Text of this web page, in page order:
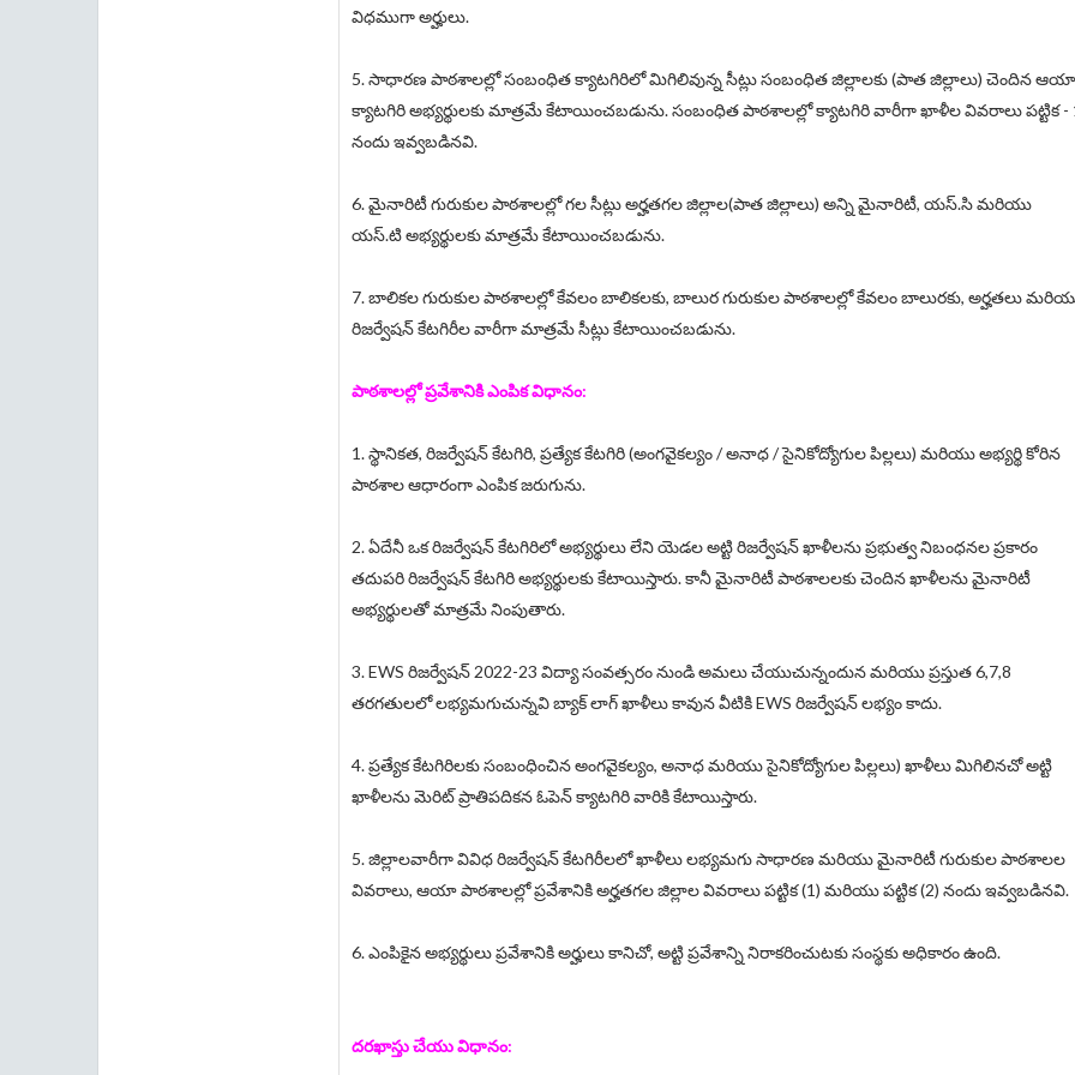
విధముగా అర్హులు.
5. సాధారణ పాఠశాలల్లో సంబంధిత క్యాటగిరిలో మిగిలివున్న సీట్లు సంబంధిత జిల్లాలకు (పాత జిల్లాలు) చెందిన ఆయా
క్యాటగిరి అభ్యర్థులకు మాత్రమే కేటాయించబడును. సంబంధిత పాఠశాలల్లో క్యాటగిరి వారీగా ఖాళీల వివరాలు పట్టిక -
నందు ఇవ్వబడినవి.
6. మైనారిటీ గురుకుల పాఠశాలల్లో గల సీట్లు అర్హతగల జిల్లాల(పాత జిల్లాలు) అన్ని మైనారిటీ, యస్.సి మరియు
యస్.టి అభ్యర్థులకు మాత్రమే కేటాయించబడును.
7. బాలికల గురుకుల పాఠశాలల్లో కేవలం బాలికలకు, బాలుర గురుకుల పాఠశాలల్లో కేవలం బాలురకు, అర్హతలు
రిజర్వేషన్ కేటగిరీల వారీగా మాత్రమే సీట్లు కేటాయించబడును.
పాఠశాలల్లో ప్రవేశానికి ఎంపిక విధానం:
1. స్థానికత, రిజర్వేషన్ కేటగిరి, ప్రత్యేక కేటగిరి (అంగవైకల్యం / అనాధ / సైనికోద్యోగుల పిల్లలు) మరియు అభ్యర్థి కోరిన
పాఠశాల ఆధారంగా ఎంపిక జరుగును.
2. ఏదేనీ ఒక రిజర్వేషన్ కేటగిరిలో అభ్యర్థులు లేని యెడల అట్టి రిజర్వేషన్ ఖాళీలను ప్రభుత్వ నిబంధనల ప్రకారం
తదుపరి రిజర్వేషన్ కేటగిరి అభ్యర్థులకు కేటాయిస్తారు. కానీ మైనారిటీ పాఠశాలలకు చెందిన ఖాళీలను మైనారిటీ
అభ్యర్థులతో మాత్రమే నింపుతారు.
3. EWS రిజర్వేషన్ 2022-23 విద్యా సంవత్సరం నుండి అమలు చేయుచున్నందున మరియు ప్రస్తుత 6,7,8
తరగతులలో లభ్యమగుచున్నవి బ్యాక్ లాగ్ ఖాళీలు కావున వీటికి EWS రిజర్వేషన్ లభ్యం కాదు.
4. ప్రత్యేక కేటగిరిలకు సంబంధించిన అంగవైకల్యం, అనాధ మరియు సైనికోద్యోగుల పిల్లలు) ఖాళీలు మిగిలినచో అట్టి
ఖాళీలను మెరిట్ ప్రాతిపదికన ఓపెన్ క్యాటగిరి వారికి కేటాయిస్తారు.
5. జిల్లాలవారీగా వివిధ రిజర్వేషన్ కేటగిరీలలో ఖాళీలు లభ్యమగు సాధారణ మరియు మైనారిటీ గురుకుల పాఠశాలల
వివరాలు, ఆయా పాఠశాలల్లో ప్రవేశానికి అర్హతగల జిల్లాల వివరాలు పట్టిక (1) మరియు పట్టిక (2) నందు ఇవ్వబడినవి.
6. ఎంపికైన అభ్యర్థులు ప్రవేశానికి అర్హులు కానిచో, అట్టి ప్రవేశాన్ని నిరాకరించుటకు సంస్థకు అధికారం ఉంది.
దరఖాస్తు చేయు విధానం: